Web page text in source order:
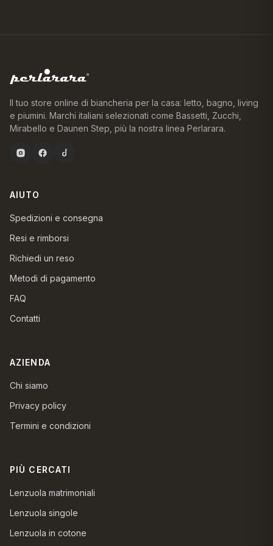
Il tuo store online di biancheria per la casa: letto, bagno, living
e piumini. Marchi italiani selezionati come Bassetti, Zucchi,
Mirabello e Daunen Step, più la nostra linea Perlarara.
AIUTO
Spedizioni e consegna
Resi e rimborsi
Richiedi un reso
Metodi di pagamento
FAQ
Contatti
AZIENDA
Chi siamo
Privacy policy
Termini e condizioni
PIÙ CERCATI
Lenzuola matrimoniali
Lenzuola singole
Lenzuola in cotone